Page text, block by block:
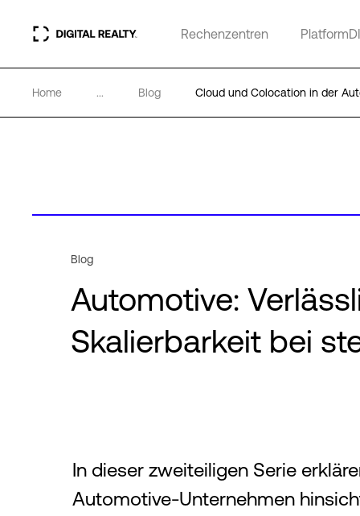
Rechenzentren
Home ... Blog Cloud und Colocation in der
Blog
Automotive:
Skalierbarkeit bei
In dieser zweiteiligen Serie
Automotive-Unternehmen